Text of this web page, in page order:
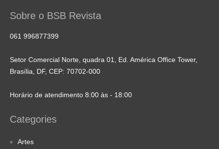
Sobre o BSB Revista
061 996877399
Setor Comercial Norte, quadra 01, Ed. América Office Tower,
Brasília, DF, CEP: 70702-000
Horário de atendimento 8:00 às - 18:00
Categories
Artes